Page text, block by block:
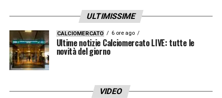
ULTIMISSIME
CALCIOMERCATO 6 ore ago
Ultime notizie Calciomercato LIVE: tutte le
novità del giorno
VIDEO